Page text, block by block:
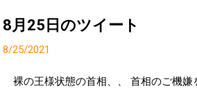
8月25日のツイート
8/25/2021
裸の王様状態の首相、、 首相のご機